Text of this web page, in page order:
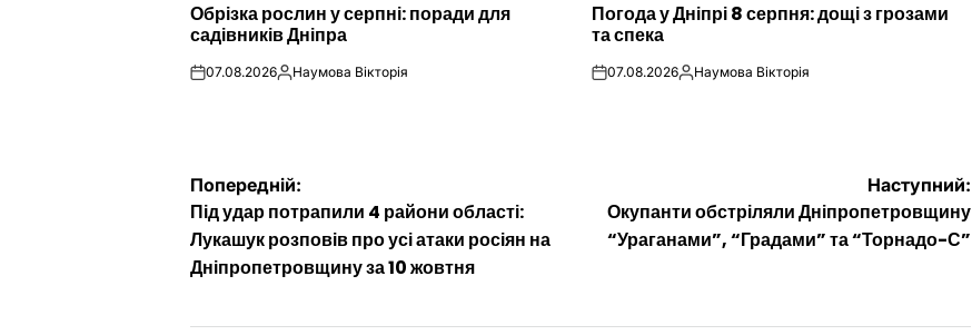
У
Обрізка рослин у серпні: поради для
садівників Дніпра
on07.08.2026Опубліковано
Наумова Вікторія
Погода у Дніпрі 8 серпня: дощі з грозами
та спека
on07.08.2026Опубліковано
Наумова Вікторія
Навігація
записів
Попередній:
Під удар потрапили 4 райони області:
Лукашук розповів про усі атаки росіян на
Дніпропетровщину за 10 жовтня
Наступний:
Окупанти обстріляли Дніпропетровщину
“Ураганами”, “Градами” та “Торнадо-С”